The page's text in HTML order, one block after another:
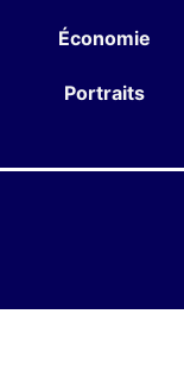
Économie
Portraits